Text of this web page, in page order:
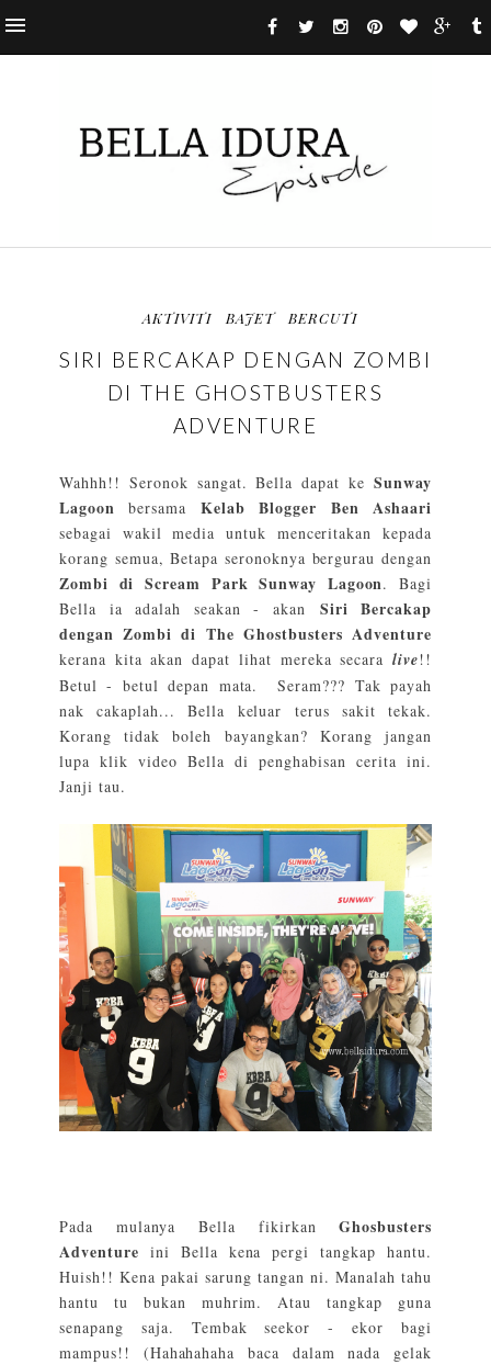
AKTIVITI BAJET BERCUTI
SIRI BERCAKAP DENGAN ZOMBI
DI THE GHOSTBUSTERS
ADVENTURE
Wahhh!! Seronok sangat. Bella dapat keSunway
Lagoon bersama Kelab Blogger Ben Ashaari
sebagai wakil media untuk menceritakan kepada
korang semua, Betapa seronoknya bergurau dengan
Zombi di Scream Park Sunway Lagoon. Bagi
Bella ia adalah seakan - akan Siri Bercakap
dengan Zombi di The Ghostbusters Adventure
kerana kita akan dapat lihat mereka secaralive!!
Betul - betul depan mata. Seram??? Tak payah
nak cakaplah... Bella keluar terus sakit tekak.
Korang tidak boleh bayangkan? Korang jangan
lupa klik video Bella di penghabisan cerita ini.
Janji tau.
Pada mulanya Bella fikirkanGhosbusters
Adventure ini Bella kena pergi tangkap hantu.
Huish!! Kena pakai sarung tangan ni. Manalah tahu
hantu tu bukan muhrim. Atau tangkap guna
senapang saja. Tembak seekor - ekor bagi
mampus!! (Hahahahaha baca dalam nada gelak